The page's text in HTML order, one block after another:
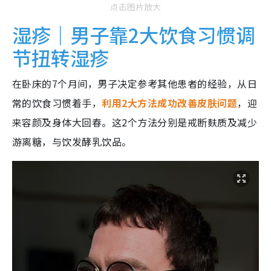
点击图片放大
湿疹｜男子靠2大饮食习惯调
节扭转湿疹
在卧床的7个月间，男子决定参考其他患者的经验，从日
常的饮食习惯着手，利用2大方法成功改善皮肤问题，迎
来容颜及身体大回春。这2个方法分别是戒断麸质及减少
游离糖，与饮发酵乳饮品。